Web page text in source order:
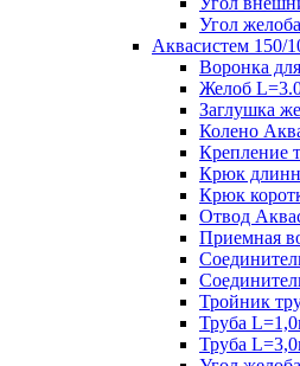
Угол
Аквасистем 150/
Воронка
Желоб
Заглушка
Колено
Крепление
Крюк
Крюк
Отвод
Приемная
Тройник
Труба
Труба